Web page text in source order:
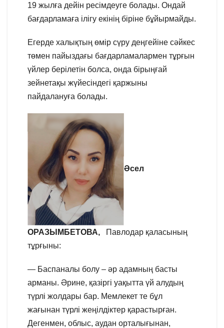
19 жылға дейін ресімдеуге болады. Ондай
бағдарламаға ілігу екінің біріне бұйырмайды.
Егерде халықтың өмір сүру деңгейіне сәйкес
төмен пайыздағы бағдарламалармен тұрғын
үйлер берілетін болса, онда бірыңғай
зейнетақы жүйесіндегі қаржыны
пайдалануға болады.
Әсел
ОРАЗЫМБЕТОВА,
Павлодар қаласының
тұрғыны:
— Баспаналы болу – әр адамның басты
арманы. Әрине, қазіргі уақытта үй алудың
түрлі жолдары бар. Мемлекет те бұл
жағынан түрлі жеңілдіктер қарастырған.
Дегенмен, облыс, аудан орталығынан,